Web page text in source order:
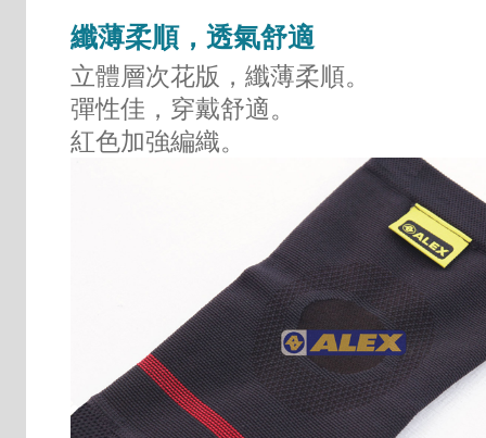
纖薄柔順，透氣舒適
立體層次花版，纖薄柔順。
彈性佳，穿戴舒適。
紅色加強編織。